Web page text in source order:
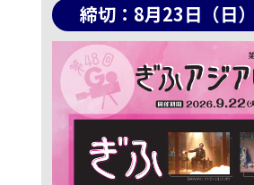
締切：8月23日（日）